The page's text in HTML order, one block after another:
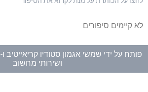
סיפורים
על ידישמשי אגמון סטודיו קריאייטיבו-
ושירותי מחשוב